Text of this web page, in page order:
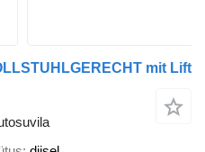
mit Lift